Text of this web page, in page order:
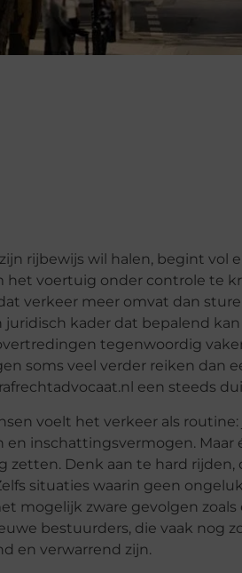
rijbewijs wil halen, begint vol
het voertuig onder controle te
verkeer meer omvat dan
juridisch kader dat bepalend
tegenwoordig
soms veel verder reiken dan
een steeds
voelt het verkeer als
en inschattingsvermogen.
zetten. Denk aan te hard
situaties waarin geen
mogelijk zware gevolgen
bestuurders, die vaak nog
en verwarrend zijn.